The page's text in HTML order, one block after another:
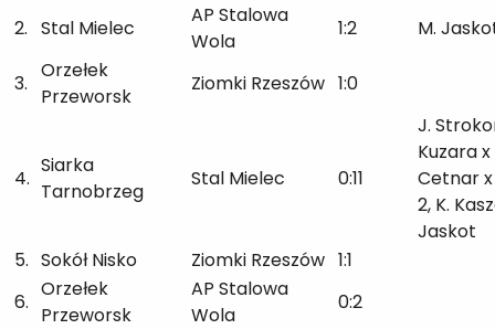
2. Stal Mielec
AP Stalowa
Wola
1:2 M.
3.
Orzełek
Przeworsk
Ziomki Rzeszów 1:0
4.
Siarka
Tarnobrzeg
Stal Mielec 0:11
J.
Kuzara x
Cetnar x
2, K.
Jaskot
5. Sokół Nisko Ziomki Rzeszów 1:1
6.
Orzełek
Przeworsk
AP Stalowa
Wola
0:2